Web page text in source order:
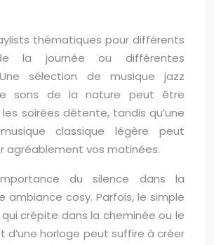
thématiques pour différents
la journée ou différentes
sélection de musique jazz
sons de la nature peut être
soirées détente, tandis qu’une
classique légère peut
agréablement vos matinées.
du silence dans la
ambiance cosy. Parfois, le simple
qui crépite dans la cheminée ou le
horloge peut suffire à créer